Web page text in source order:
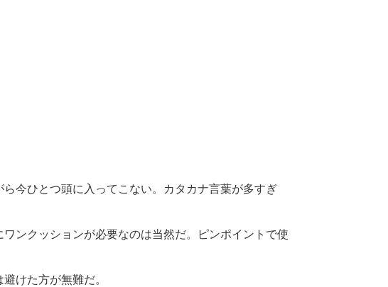
今ひとつ頭に入ってこない。カタカナ言葉が多すぎ
ンクッションが必要なのは当然だ。ピンポイントで使
けた方が無難だ。